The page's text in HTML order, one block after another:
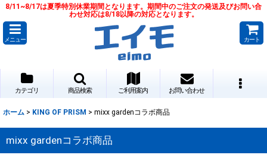
8/11~8/17は夏季特別休業期間となります。期間中のご注文の発送及びお問い合
わせ対応は8/18以降の対応となります。
メニュー カート
カテゴリ 商品検索 ご利用案内 お問い合わせ
ホーム > KING OF PRISM > mixx gardenコラボ商品
mixx gardenコラボ商品